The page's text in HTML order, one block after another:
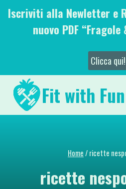
SaltaIscriviti alla Newletter e
nuovo PDF “Fragole
Clicca qui!
Fit with Fun
Home/ricette
ricette